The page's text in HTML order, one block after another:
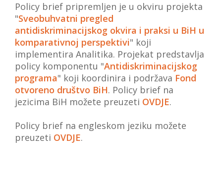
Policy brief pripremljen je u okviru projekta
"Sveobuhvatni pregled
antidiskriminacijskog okvira i praksi u BiH u
komparativnoj perspektivi" koji
implementira Analitika. Projekat predstavlja
policy komponentu "Antidiskriminacijskog
programa" koji koordinira i podržava Fond
otvoreno društvo BiH. Policy brief na
jezicima BiH možete preuzeti OVDJE.
Policy brief na engleskom jeziku možete
preuzeti OVDJE.